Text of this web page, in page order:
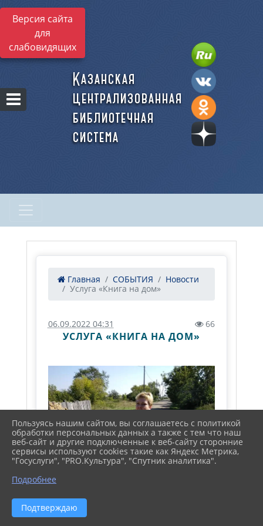
Версия сайта
для
слабовидящих
Казанская
централизованная
библиотечная
система
Главная СОБЫТИЯ
Новости
Услуга «Книга на дом»
06.09.2022 04:31 66
УСЛУГА «КНИГА НА ДОМ»
Пользуясь нашим сайтом, вы соглашаетесь с политикой
обработки персональных данных а также с тем что наш
веб-сайт и другие подключенные к веб-сайту сторонние
сервисы используют cookies такие как Яндекс Метрика,
"Госуслуги", "PRO.Культура", "Спутник аналитика".
Подробнее
Подтверждаю